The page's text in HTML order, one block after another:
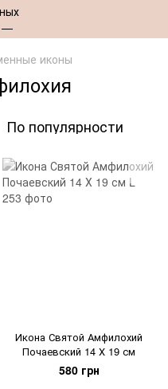
иконы
По популярности
Икона Святой Амфилохий
Почаевский 14 Х 19 см
580 грн